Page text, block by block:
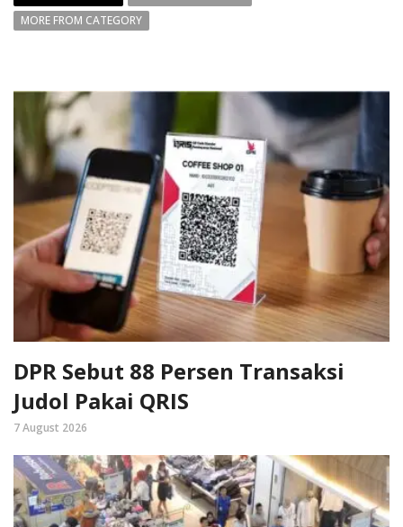
MORE FROM CATEGORY
DPR Sebut 88 Persen Transaksi
Judol Pakai QRIS
7 August 2026